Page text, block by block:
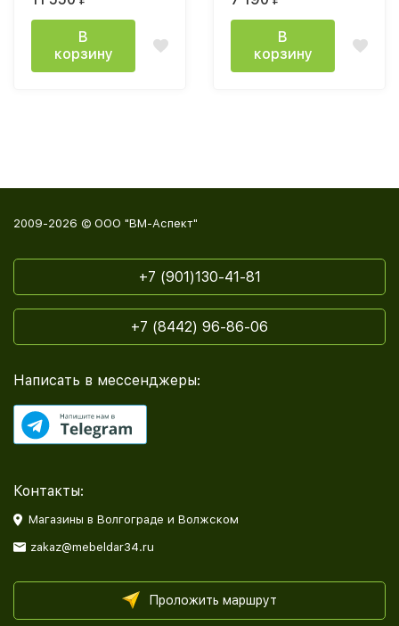
В
корзину
В
корзину
2009-2026 © ООО "ВМ-Аспект"
+7 (901)130-41-81
+7 (8442) 96-86-06
Написать в мессенджеры:
Контакты:
Магазины в Волгограде и Волжском
zakaz@mebeldar34.ru
Проложить маршрут